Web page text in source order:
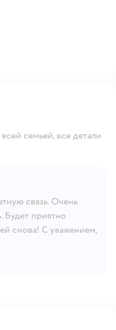
семьей, все детали
связь. Очень
Будет приятно
снова! С уважением,